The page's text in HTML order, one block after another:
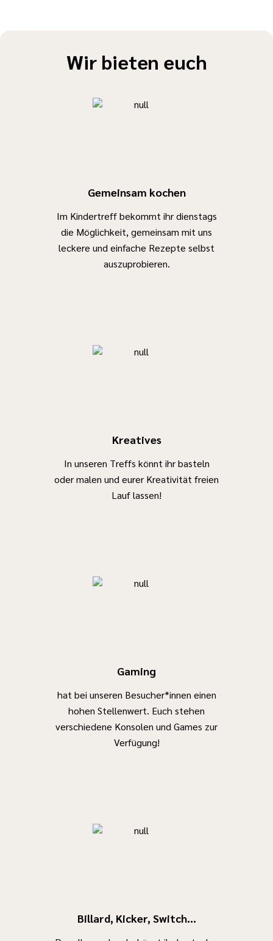
Wir bieten euch
Gemeinsam kochen
Im Kindertreff bekommt ihr dienstags
die Möglichkeit, gemeinsam mit uns
leckere und einfache Rezepte selbst
auszuprobieren.
Kreatives
In unseren Treffs könnt ihr basteln
oder malen und eurer Kreativität freien
Lauf lassen!
Gaming
hat bei unseren Besucher*innen einen
hohen Stellenwert. Euch stehen
verschiedene Konsolen und Games zur
Verfügung!
Billard, Kicker, Switch...